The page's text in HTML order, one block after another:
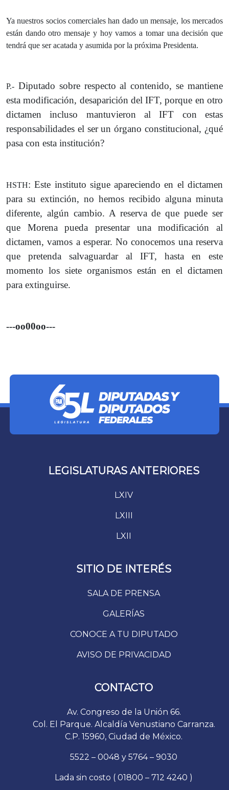
Ya nuestros socios comerciales han dado un mensaje, los mercados
están dando otro mensaje y hoy vamos a tomar una decisión que
tendrá que ser acatada y asumida por la próxima Presidenta.
P.- Diputado sobre respecto al contenido, se mantiene
esta modificación, desaparición del IFT, porque en otro
dictamen incluso mantuvieron al IFT con estas
responsabilidades el ser un órgano constitucional, ¿qué
pasa con esta institución?
HSTH: Este instituto sigue apareciendo en el dictamen
para su extinción, no hemos recibido alguna minuta
diferente, algún cambio. A reserva de que puede ser
que Morena pueda presentar una modificación al
dictamen, vamos a esperar. No conocemos una reserva
que pretenda salvaguardar al IFT, hasta en este
momento los siete organismos están en el dictamen
para extinguirse.
---oo00oo---
LEGISLATURAS ANTERIORES
LXIV
LXIII
LXII
SITIO DE INTERÉS
SALA DE PRENSA
GALERÍAS
CONOCE A TU DIPUTADO
AVISO DE PRIVACIDAD
CONTACTO
Av. Congreso de la Unión 66.
Col. El Parque. Alcaldía Venustiano Carranza.
C.P. 15960, Ciudad de México.
5522 – 0048 y 5764 – 9030
Lada sin costo ( 01800 – 712 4240 )